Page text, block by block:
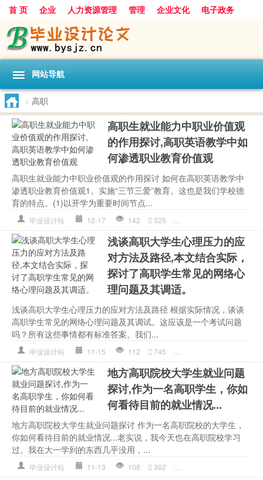
首 页 企业 人力资源管理 管理 企业文化
电子政务
数据
旅游 项目 浅谈 发展
网站导航
> 高职
高职生就业能力中职业价值观
的作用探讨,高职英语教学中如
何渗透职业教育价值观
高职生就业能力中职业价值观的作用探讨 如何在高职英语教学中
渗透职业教育价值观1。实施“三节三爱”教育。这也是我们学校德
育的特点。(1)以开学为重要时间节点...
毕业设计站 12-17 142 325
浅谈高职大学生心理压力的应
对方法及路径,本文结合实际，
探讨了高职学生常见的网络心
理问题及其调适。
浅谈高职大学生心理压力的应对方法及路径 根据实际情况，谈谈
高职学生常见的网络心理问题及其调试。这应该是一个考试问题
吗？所有这些事情都有标准答案。我们...
毕业设计站 11-15 112 745
地方高职院校大学生就业问题
探讨,作为一名高职学生，你如
何看待目前的就业情况...
地方高职院校大学生就业问题探讨 作为一名高职院校的大学生，
你如何看待目前的就业情况...老实说，我今天也在高职院校学习
过。我在大一学到的东西几乎没用，...
毕业设计站 11-13 108 362